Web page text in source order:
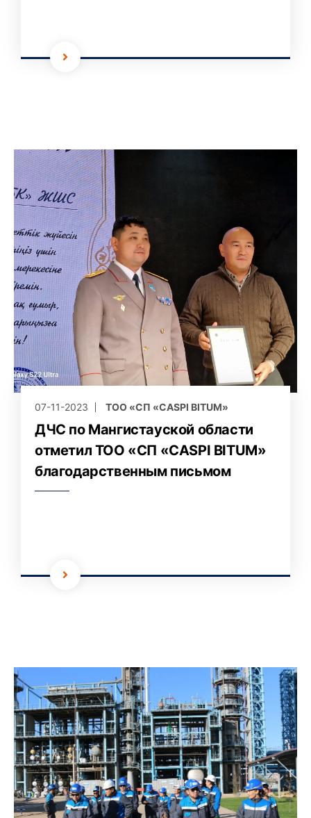
07-11-2023 ТОО «СП «CASPI BITUM»
ДЧС по Мангистауской области
отметил ТОО «СП «CASPI BITUM»
благодарственным письмом